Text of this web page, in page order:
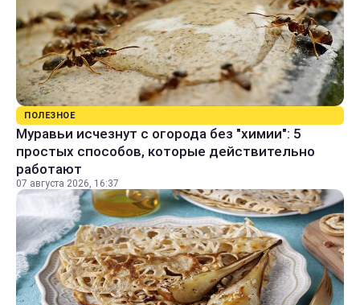
ПОЛЕЗНОЕ
Муравьи исчезнут с огорода без "химии": 5
простых способов, которые действительно
работают
07 августа 2026, 16:37